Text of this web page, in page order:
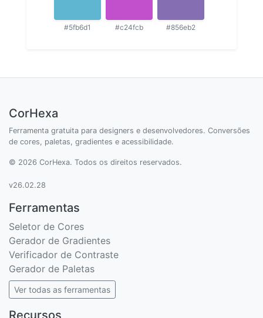
#5fb6d1 #c24fcb #856eb2
CorHexa
Ferramenta gratuita para designers e desenvolvedores. Conversões
de cores, paletas, gradientes e acessibilidade.
© 2026 CorHexa. Todos os direitos reservados.
v26.02.28
Ferramentas
Seletor de Cores
Gerador de Gradientes
Verificador de Contraste
Gerador de Paletas
Ver todas as ferramentas
Recursos